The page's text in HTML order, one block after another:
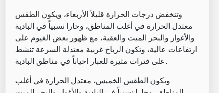
وتنخفض درجات الحرارة قليلاً الأربعاء، ويكون الطقس
معتدل الحرارة في أغلب المناطق، وحارا نسبياً في البادية
والأغوار والبحر الميت والعقبة، مع ظهور بعض الغيوم على
ارتفاعات عالية، وتكون الرياح غربية معتدلة السرعة تنشط
على فترات مثيرة للغبار احياناً في مناطق البادية.
ويكون الطقس الخميس، معتدل الحرارة في أغلب